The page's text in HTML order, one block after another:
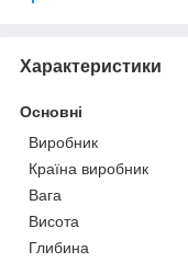
Характеристики
Основні
Виробник
Країна виробник
Вага
Висота
Глибина